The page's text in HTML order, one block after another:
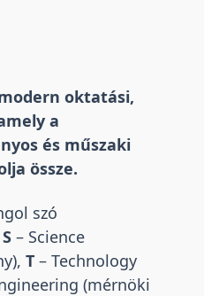
oktatási,
a
és műszaki
össze.
szó
S – Science
T – Technology
(mérnöki